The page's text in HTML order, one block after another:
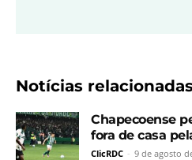
Notícias
Chapecoense
fora de casa
ClicRDC - 9 de agosto